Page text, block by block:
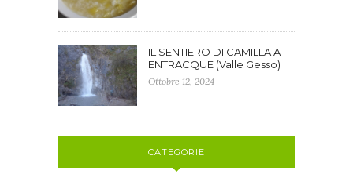
IL SENTIERO DI CAMILLA A
ENTRACQUE (Valle Gesso)
Ottobre 12, 2024
CATEGORIE